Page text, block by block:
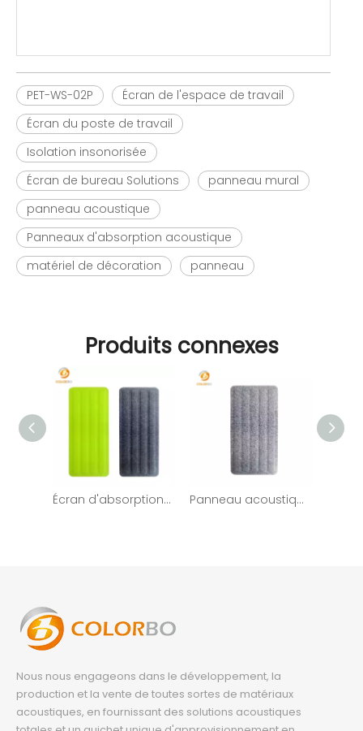
PET-WS-02P
Écran de l'espace de travail
Écran du poste de travail
Isolation insonorisée
Écran de bureau Solutions
panneau mural
panneau acoustique
Panneaux d'absorption acoustique
matériel de décoration
panneau
Produits connexes
Écran d'absorption acoustique en matériau acoustique PET PET-WS-03P Panneau acoustique de meubles d'absorption acoustique de bureau de fibre de polyester de PET-WS-04P
Nous nous engageons dans le développement, la
production et la vente de toutes sortes de matériaux
acoustiques, en fournissant des solutions acoustiques